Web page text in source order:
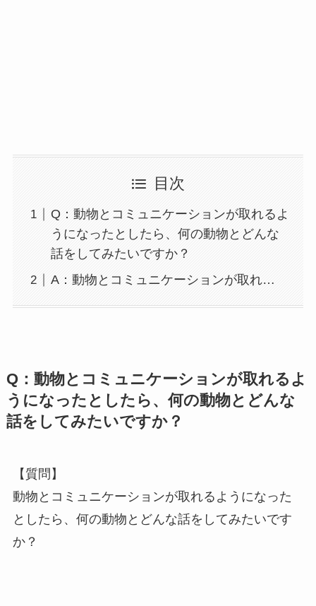
目次
Q：動物とコミュニケーションが取れるよ
うになったとしたら、何の動物とどんな
話をしてみたいですか？
A：動物とコミュニケーションが取れ…
Q：動物とコミュニケーションが取れるよ
うになったとしたら、何の動物とどんな
話をしてみたいですか？
【質問】
動物とコミュニケーションが取れるようになった
としたら、何の動物とどんな話をしてみたいです
か？